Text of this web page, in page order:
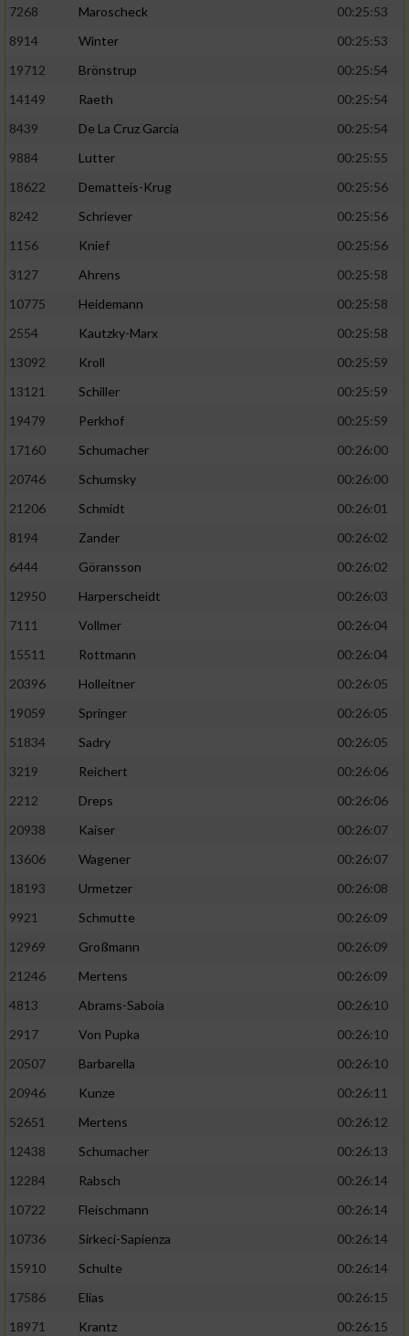
7268
Maroscheck
00:25:53
8914
Winter
00:25:53
19712
Brönstrup
00:25:54
14149
Raeth
00:25:54
8439
De La Cruz Garcia
00:25:54
9884
Lutter
00:25:55
18622
Dematteis-Krug
00:25:56
8242
Schriever
00:25:56
1156
Knief
00:25:56
3127
Ahrens
00:25:58
10775
Heidemann
00:25:58
2554
Kautzky-Marx
00:25:58
13092
Kroll
00:25:59
13121
Schiller
00:25:59
19479
Perkhof
00:25:59
17160
Schumacher
00:26:00
20746
Schumsky
00:26:00
21206
Schmidt
00:26:01
8194
Zander
00:26:02
6444
Göransson
00:26:02
12950
Harperscheidt
00:26:03
7111
Vollmer
00:26:04
15511
Rottmann
00:26:04
20396
Holleitner
00:26:05
19059
Springer
00:26:05
51834
Sadry
00:26:05
3219
Reichert
00:26:06
2212
Dreps
00:26:06
20938
Kaiser
00:26:07
13606
Wagener
00:26:07
18193
Urmetzer
00:26:08
9921
Schmutte
00:26:09
12969
Großmann
00:26:09
21246
Mertens
00:26:09
4813
Abrams-Saboia
00:26:10
2917
Von Pupka
00:26:10
20507
Barbarella
00:26:10
20946
Kunze
00:26:11
52651
Mertens
00:26:12
12438
Schumacher
00:26:13
12284
Rabsch
00:26:14
10722
Fleischmann
00:26:14
10736
Sirkeci-Sapienza
00:26:14
15910
Schulte
00:26:14
17586
Elias
00:26:15
18971
Krantz
00:26:15
von Inhalten
personalisierter Inhalte
Analyse von Zielgruppen durch Statistiken
verschiedenen Quellen
Verwendung reduzierter Daten zur Auswahl
IAB-Besonderheiten:
Verwendung genauer Standortdaten
Informationen identifizieren